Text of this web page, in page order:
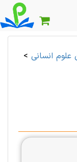
علوم انسانی >